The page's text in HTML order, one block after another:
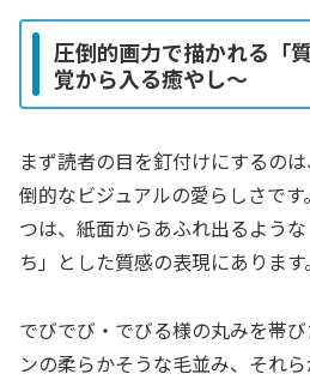
圧倒的画力で描かれる「
覚から入る癒やし～
まず読者の目を釘付けにするの
倒的なビジュアルの愛らしさで
つは、紙面からあふれ出るよう
ち」とした質感の表現にあります。
でびでび・でびる様の丸みを帯
ンの柔らかそうな毛並み、それ